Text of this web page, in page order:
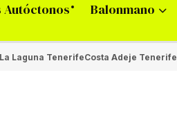
Autóctonos Balonmano
La Laguna TenerifeCosta Adeje Tenerife